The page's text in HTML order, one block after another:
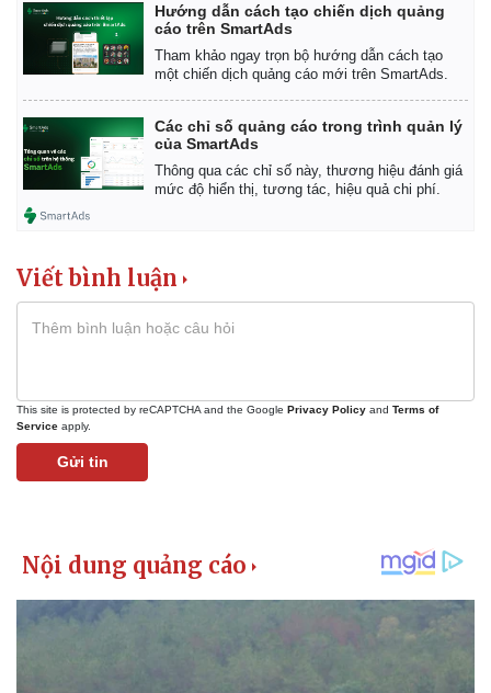
Hướng dẫn cách tạo chiến dịch quảng
cáo trên SmartAds
Tham khảo ngay trọn bộ hướng dẫn cách tạo
một chiến dịch quảng cáo mới trên SmartAds.
Các chỉ số quảng cáo trong trình quản lý
của SmartAds
Thông qua các chỉ số này, thương hiệu đánh giá
mức độ hiển thị, tương tác, hiệu quả chi phí.
Viết bình luận
This site is protected by reCAPTCHA and the Google Privacy Policy and Terms of
Service apply.
Gửi tin